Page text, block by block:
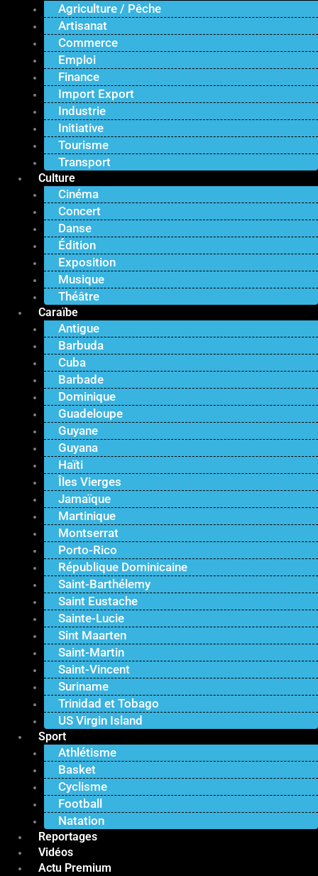
Agriculture / Pêche
Artisanat
Commerce
Emploi
Finance
Import Export
Industrie
Initiative
Tourisme
Transport
Culture
Cinéma
Concert
Danse
Édition
Exposition
Musique
Théâtre
Caraïbe
Antigue
Barbuda
Cuba
Barbade
Dominique
Guadeloupe
Guyane
Guyana
Haïti
Îles Vierges
Jamaïque
Martinique
Montserrat
Porto-Rico
République Dominicaine
Saint-Barthélemy
Saint Eustache
Sainte-Lucie
Sint Maarten
Saint-Martin
Saint-Vincent
Suriname
Trinidad et Tobago
US Virgin Island
Sport
Athlétisme
Basket
Cyclisme
Football
Natation
Reportages
Vidéos
Actu Premium